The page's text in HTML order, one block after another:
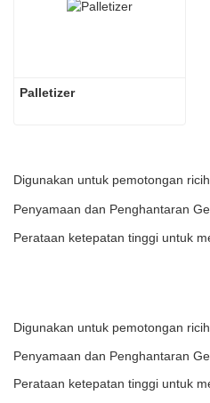
Palletizer
Penyamaan dan Penghantaran
Perataan ketepatan tinggi untuk